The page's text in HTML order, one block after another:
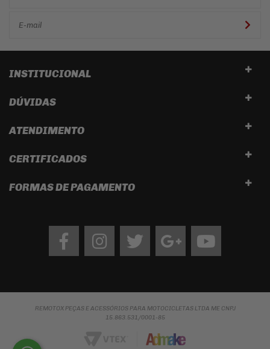
INSTITUCIONAL
DÚVIDAS
ATENDIMENTO
CERTIFICADOS
FORMAS DE PAGAMENTO
FacebookInstagram twitter googleYoutube
REMOTOX PEÇAS E ACESSÓRIOS PARA MOTOCICLETAS LTDA ME CNPJ
15.863.531/0001-85